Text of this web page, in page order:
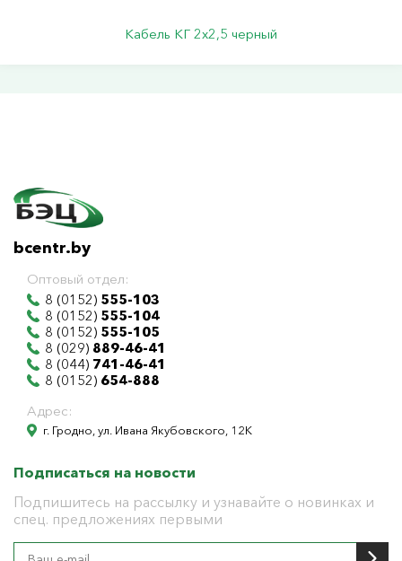
Кабель КГ 2х2,5 черный
bcentr.by
Оптовый отдел:
8 (0152) 555-103
8 (0152) 555-104
8 (0152) 555-105
8 (029) 889-46-41
8 (044) 741-46-41
8 (0152) 654-888
Адрес:
г. Гродно, ул. Ивана Якубовского, 12К
Подписаться на новости
Подпишитесь на рассылку и узнавайте о новинках и
спец. предложениях первыми